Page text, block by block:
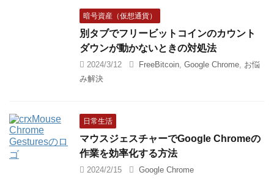
暗号資産（仮想通貨）
別タブでフリービットコインのカウント
ダウンが動かないときの対処法
2024/3/12 FreeBitcoin Google Chrome お悩
み解決
日常生活
マウスジェスチャーでGoogle Chromeの
作業を効率化する方法
2024/2/15 Google Chrome